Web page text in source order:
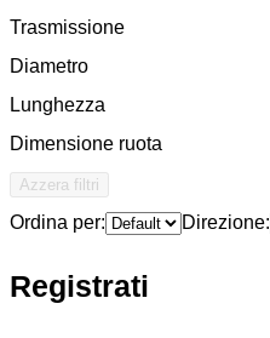
Trasmissione
Diametro
Lunghezza
Dimensione ruota
Azzera filtri
Ordina per: Direzione:
Registrati